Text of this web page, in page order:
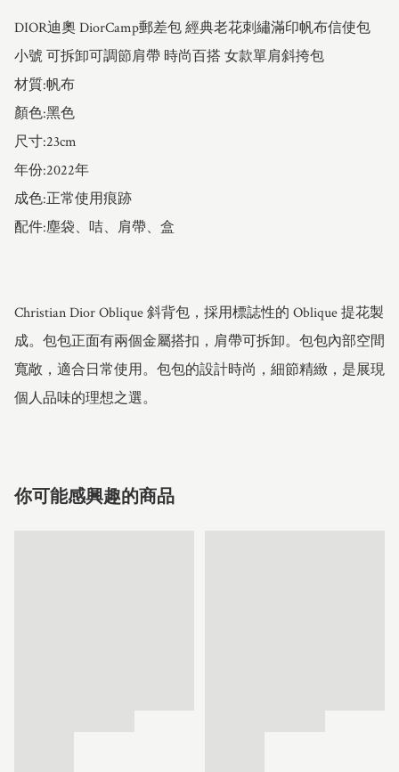
DIOR迪奧 DiorCamp郵差包 經典老花刺繡滿印帆布信使包
小號 可拆卸可調節肩帶 時尚百搭 女款單肩斜挎包
材質:帆布
顏色:黑色
尺寸:23cm
年份:2022年
成色:正常使用痕跡
配件:塵袋、咭、肩帶、盒
Christian Dior Oblique 斜背包，採用標誌性的 Oblique 提花製
成。包包正面有兩個金屬搭扣，肩帶可拆卸。包包內部空間
寬敞，適合日常使用。包包的設計時尚，細節精緻，是展現
個人品味的理想之選。
你可能感興趣的商品